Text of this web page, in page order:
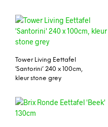
Tower Living Eettafel
‘Santorini’ 240 x 100cm,
kleur stone grey